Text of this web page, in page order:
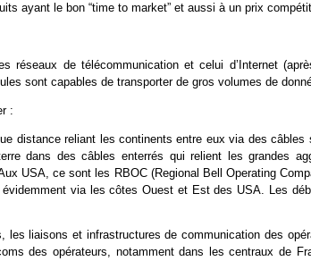
ayant le bon “time to market” et aussi à un prix
réseaux de télécommunication et celui d’Internet
sont capables de transporter de gros volumes de
:
distance reliant les continents entre eux via des câbles
dans des câbles enterrés qui relient les grandes
USA, ce sont les RBOC (Regional Bell Operating
via les côtes Ouest et Est des USA. Les
les liaisons et infrastructures de communication des
des opérateurs, notamment dans les centraux de